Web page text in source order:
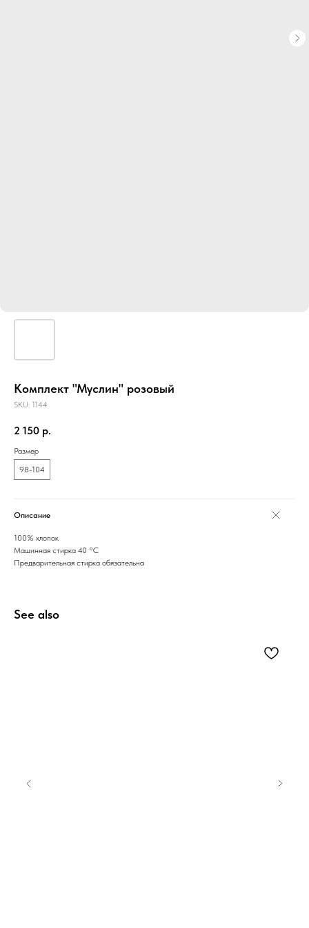
Комплект "Муслин" розовый
SKU: 1144
2 150 р.
Размер
98-104
Описание
100% хлопок
Машинная стирка 40 °C
Предварительная стирка обязательна
See also